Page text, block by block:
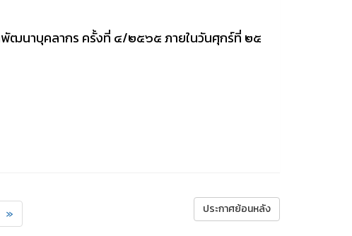
พัฒนาบุคลากร ครั้งที่ ๔/๒๕๖๕ ภายในวันศุกร์ที่ ๒๕
» ประกาศย้อนหลัง